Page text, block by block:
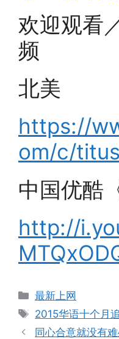
欢迎观看
频
北美
https://
om/c/
中国优酷
http://
Categories
最新上网
Tags
2015华语十个月
同心合意就没有